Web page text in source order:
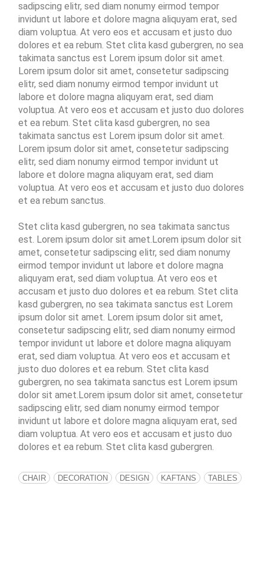
sadipscing elitr, sed diam nonumy eirmod tempor
invidunt ut labore et dolore magna aliquyam erat, sed
diam voluptua. At vero eos et accusam et justo duo
dolores et ea rebum. Stet clita kasd gubergren, no sea
takimata sanctus est Lorem ipsum dolor sit amet.
Lorem ipsum dolor sit amet, consetetur sadipscing
elitr, sed diam nonumy eirmod tempor invidunt ut
labore et dolore magna aliquyam erat, sed diam
voluptua. At vero eos et accusam et justo duo dolores
et ea rebum. Stet clita kasd gubergren, no sea
takimata sanctus est Lorem ipsum dolor sit amet.
Lorem ipsum dolor sit amet, consetetur sadipscing
elitr, sed diam nonumy eirmod tempor invidunt ut
labore et dolore magna aliquyam erat, sed diam
voluptua. At vero eos et accusam et justo duo dolores
et ea rebum sanctus.
Stet clita kasd gubergren, no sea takimata sanctus
est. Lorem ipsum dolor sit amet.Lorem ipsum dolor sit
amet, consetetur sadipscing elitr, sed diam nonumy
eirmod tempor invidunt ut labore et dolore magna
aliquyam erat, sed diam voluptua. At vero eos et
accusam et justo duo dolores et ea rebum. Stet clita
kasd gubergren, no sea takimata sanctus est Lorem
ipsum dolor sit amet. Lorem ipsum dolor sit amet,
consetetur sadipscing elitr, sed diam nonumy eirmod
tempor invidunt ut labore et dolore magna aliquyam
erat, sed diam voluptua. At vero eos et accusam et
justo duo dolores et ea rebum. Stet clita kasd
gubergren, no sea takimata sanctus est Lorem ipsum
dolor sit amet.Lorem ipsum dolor sit amet, consetetur
sadipscing elitr, sed diam nonumy eirmod tempor
invidunt ut labore et dolore magna aliquyam erat, sed
diam voluptua. At vero eos et accusam et justo duo
dolores et ea rebum. Stet clita kasd gubergren.
CHAIR DECORATION DESIGN KAFTANS TABLES